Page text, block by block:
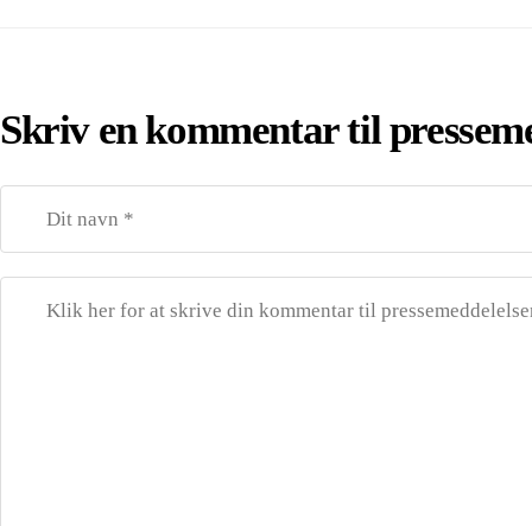
Skriv en kommentar til